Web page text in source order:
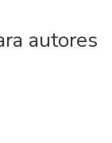
autores